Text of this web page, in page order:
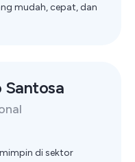
mudah, cepat, dan
Santosa
di sektor